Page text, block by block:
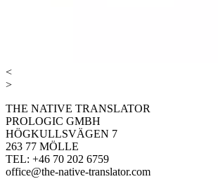
<
>
THE NATIVE TRANSLATOR
PROLOGIC GMBH
HÖGKULLSVÄGEN 7
263 77 MÖLLE
TEL: +46 70 202 6759
office@the-native-translator.com